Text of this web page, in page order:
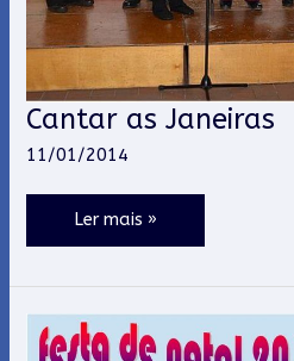
Cantar as Janeiras
11/01/2014
Cantar
as
Ler mais »